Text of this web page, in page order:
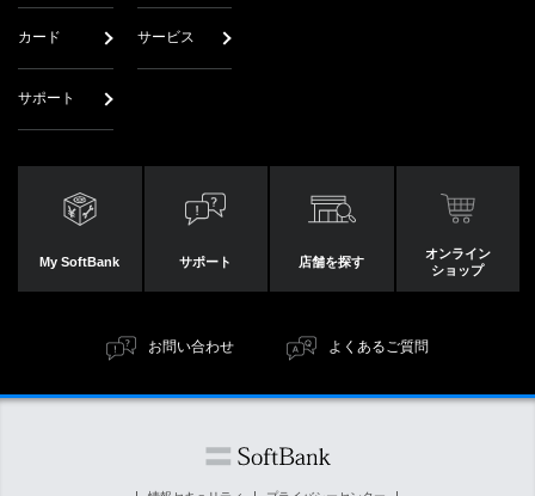
カード サービス
サポート
My SoftBank サポート 店舗を探す
オンライン
ショップ
お問い合わせ よくあるご質問